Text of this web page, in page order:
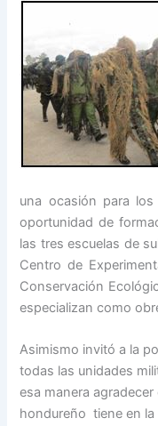
una ocasión para
oportunidad de
las tres escuelas de
Centro de
Conservación
especializan como
Asimismo invitó a la
todas las unidades
esa manera
hondureño tiene en la